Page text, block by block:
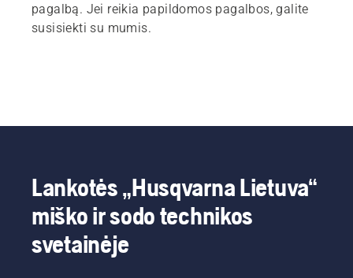
pagalbą. Jei reikia papildomos pagalbos, galite
susisiekti su mumis.
Lankotės „Husqvarna Lietuva“
miško ir sodo technikos
svetainėje